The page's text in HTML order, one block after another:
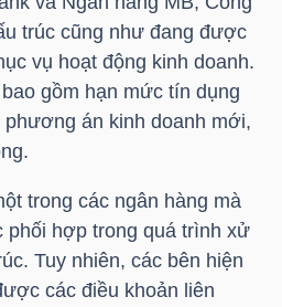
trúc cũng như đang được
vụ hoạt động kinh doanh.
gồm hạn mức tín dụng
án kinh doanh mới,
trong các ngân hàng mà
phối hợp trong quá trình xử
Tuy nhiên, các bên hiện
các điều khoản liên